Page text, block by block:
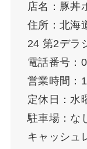
店名：豚丼
住所：北海
24 第2デラ
電話番号：
営業時間：
定休日：水
駐車場：な
キャッシュ